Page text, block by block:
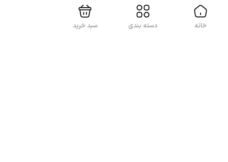
خانه دسته بندی سبد خرید